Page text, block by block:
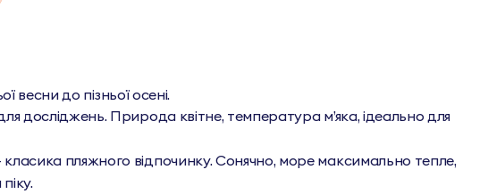
весни до пізньої осені.
досліджень. Природа квітне, температура м’яка, ідеально для
пляжного відпочинку. Сонячно, море максимально тепле,